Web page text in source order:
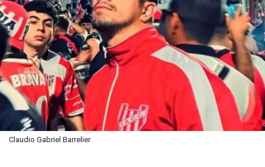
Claudio Gabriel Barrelier